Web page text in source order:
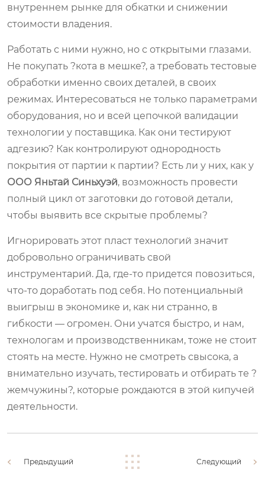
внутреннем рынке для обкатки и снижении
стоимости владения.
Работать с ними нужно, но с открытыми глазами.
Не покупать ?кота в мешке?, а требовать тестовые
обработки именно своих деталей, в своих
режимах. Интересоваться не только параметрами
оборудования, но и всей цепочкой валидации
технологии у поставщика. Как они тестируют
адгезию? Как контролируют однородность
покрытия от партии к партии? Есть ли у них, как у
ООО Яньтай Синьхуэй, возможность провести
полный цикл от заготовки до готовой детали,
чтобы выявить все скрытые проблемы?
Игнорировать этот пласт технологий значит
добровольно ограничивать свой
инструментарий. Да, где-то придется повозиться,
что-то доработать под себя. Но потенциальный
выигрыш в экономике и, как ни странно, в
гибкости — огромен. Они учатся быстро, и нам,
технологам и производственникам, тоже не стоит
стоять на месте. Нужно не смотреть свысока, а
внимательно изучать, тестировать и отбирать те ?
жемчужины?, которые рождаются в этой кипучей
деятельности.
Предыдущий Следующий